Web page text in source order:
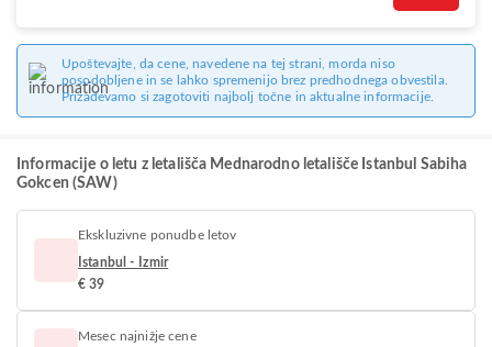
Upoštevajte, da cene, navedene na tej strani, morda niso
posodobljene in se lahko spremenijo brez predhodnega obvestila.
Prizadevamo si zagotoviti najbolj točne in aktualne informacije.
Informacije o letu z letališča Mednarodno letališče Istanbul Sabiha
Gokcen (SAW)
Ekskluzivne ponudbe letov
Istanbul - Izmir
€ 39
Mesec najnižje cene